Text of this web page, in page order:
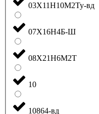
03Х11Н10М2Ту-вд
07Х16Н4Б-Ш
08Х21Н6М2Т
10
10864-вд